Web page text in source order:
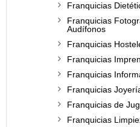
Franquicias
Franquicias
Audífonos
Franquicias
Franquicias
Franquicias
Franquicias
Franquicias de
Franquicias